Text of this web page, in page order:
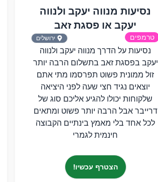
נסיעות מנווה יעקב ולנווה
יעקב או פסגת זאב
טרמפים ירושלים
נסיעות על הדרך מנווה יעקב ולנווה
יעקב בפסגת זאב בתשלום הרבה יותר
זול ממונית פשוט תפרסמו מתי אתם
יוצאים נגיד חצי שעה לפני היציאה
שלקוחות יכולו להגיע אליכם סוג של
דרייבר אבל הרבה יותר פשוט ומתאים
לכל אחד בלי מאמץ בינתיים הקבוצה
חינמית לגמרי
הצטרף עכשיו!